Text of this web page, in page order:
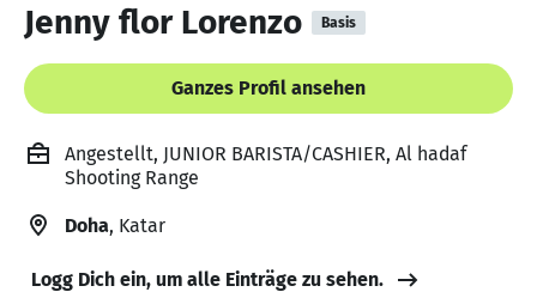
Jenny flor Lorenzo Basis
Ganzes Profil ansehen
Angestellt, JUNIOR BARISTA/CASHIER, Al hadaf
Shooting Range
Doha, Katar
Logg Dich ein, um alle Einträge zu sehen.